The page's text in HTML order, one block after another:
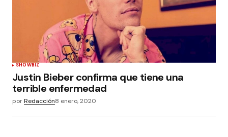
SHOWBIZ
Justin Bieber confirma que tiene una
terrible enfermedad
porRedacción8 enero, 2020